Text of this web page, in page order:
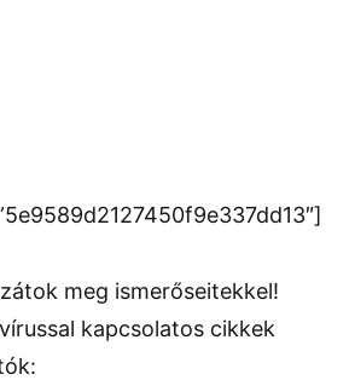
meg ismerőseitekkel!
kapcsolatos cikkek